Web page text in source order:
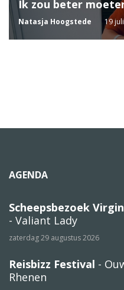
Ik zou beter
Natasja Hoogstede 19
AGENDA
Scheepsbezoek
- Valiant Lady
zaterdag 29 augustus 2026
Reisbizz Festival -
Rhenen